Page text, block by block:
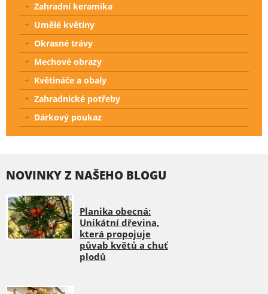
Zahradní keramika
Umělé květiny
Okrasné trávy
Mechové obrazy
Květináče a obaly
Zahradnické potřeby
Dárkový poukaz
NOVINKY Z NAŠEHO BLOGU
Planika obecná:
Unikátní dřevina,
která propojuje
půvab květů a chuť
plodů